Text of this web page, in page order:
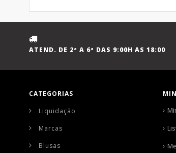
ATEND. DE 2ª A 6ª DAS 9:00H AS 18:00
CATEGORIAS
Liquidação
Marcas
Blusas